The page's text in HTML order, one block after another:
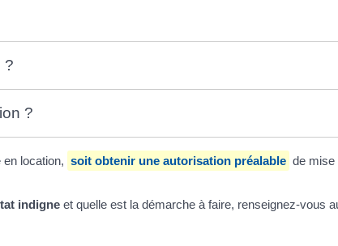
?
?
location, soit obtenir une autorisation préalable de mise
indigne et quelle est la démarche à faire, renseignez-vous